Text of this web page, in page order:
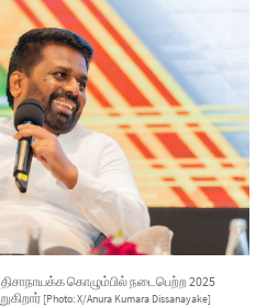
கொழும்பில் நடைபெற்ற 2025
[Photo: X/Anura Kumara Dissanayake]